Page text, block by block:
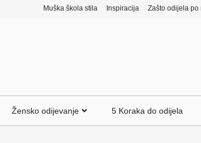
Muška škola stila Inspiracija Zašto odijela po
Žensko odijevanje 5 Koraka do odijela